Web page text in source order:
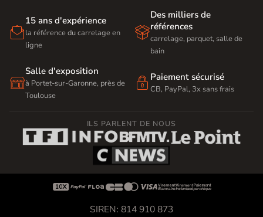

15 ans d'expérience
la référence du carrelage en
ligne

Des milliers de
références
carrelage, parquet, salle de
bain

Salle d'exposition
à Portet-sur-Garonne, près de
Toulouse
 Paiement sécurisé
CB, PayPal, 3x sans frais
ILS PARLENT DE NOUS

SIREN: 814 910 873